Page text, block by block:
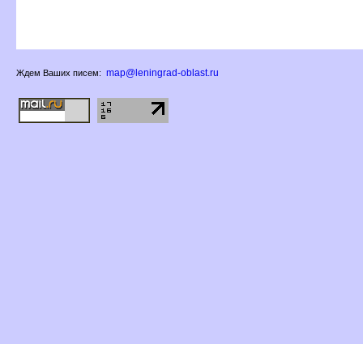
Ждем Ваших писем: map@leningrad-oblast.ru